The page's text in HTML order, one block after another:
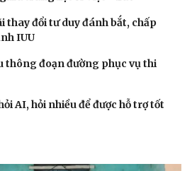
thay đổi tư duy đánh bắt, chấp
IUU
thông đoạn đường phục vụ thi
AI, hỏi nhiều để được hỗ trợ tốt